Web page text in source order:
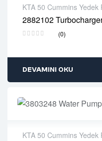
KTA 50 Cummins Yedek
2882102
(0)
2 years warranty
Delivery time: 1-2
DEVAMINI OKU
KTA 50 Cummins Yedek